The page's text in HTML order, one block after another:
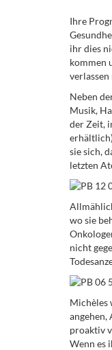
Ihre
ihr dies
kommen
Neben
Musik,
der Zeit,
sie sich,
letzten
wo sie
nicht
Michèles
angehen,
proaktiv
Wenn es